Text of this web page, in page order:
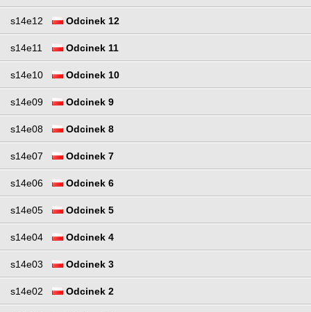
s14e12 Odcinek 12
s14e11 Odcinek 11
s14e10 Odcinek 10
s14e09 Odcinek 9
s14e08 Odcinek 8
s14e07 Odcinek 7
s14e06 Odcinek 6
s14e05 Odcinek 5
s14e04 Odcinek 4
s14e03 Odcinek 3
s14e02 Odcinek 2